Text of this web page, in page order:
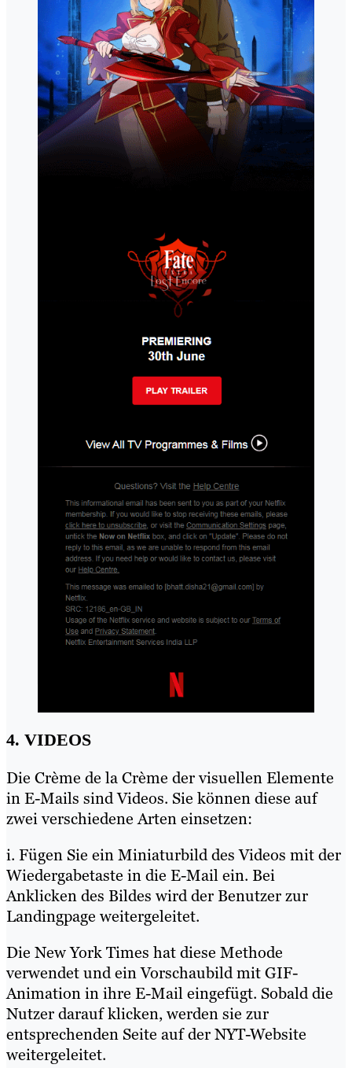
4. VIDEOS
Die Crème de la Crème der visuellen Elemente
in E-Mails sind Videos. Sie können diese auf
zwei verschiedene Arten einsetzen:
i. Fügen Sie ein Miniaturbild des Videos mit der
Wiedergabetaste in die E-Mail ein. Bei
Anklicken des Bildes wird der Benutzer zur
Landingpage weitergeleitet.
Die New York Times hat diese Methode
verwendet und ein Vorschaubild mit GIF-
Animation in ihre E-Mail eingefügt. Sobald die
Nutzer darauf klicken, werden sie zur
entsprechenden Seite auf der NYT-Website
weitergeleitet.